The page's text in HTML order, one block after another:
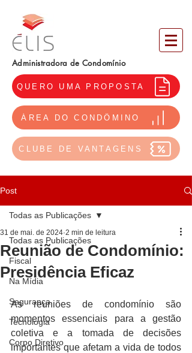
Administradora de Condomínio
QUERO UMA PROPOSTA
ÁREA DO CONDÔMINO
CLUBE DE VANTAGENS
Post
Todas as Publicações
Fiscal
Na Mídia
Segurança
Tecnologia
Corpo Diretivo
Todas as Publicações
Reunião de Condomínio:
Presidência Eficaz
31 de mai. de 2024 2 min de leitura
As reuniões de condomínio são
momentos essenciais para a gestão
coletiva e a tomada de decisões
importantes que afetam a vida de todos